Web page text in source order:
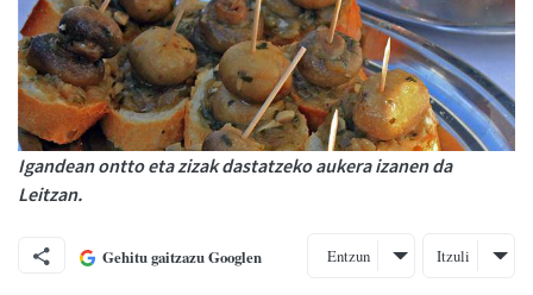
Igandean ontto eta zizak dastatzeko aukera izanen da
Leitzan.
Gehitu gaitzazu Googlen Entzun Itzuli